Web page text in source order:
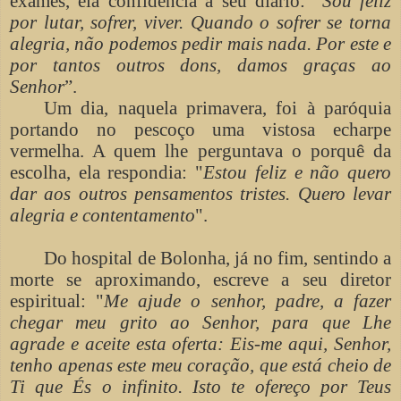
por lutar, sofrer, viver. Quando o sofrer se torna
alegria, não podemos pedir mais nada. Por este e
por tantos outros dons, damos graças ao
Senhor”.
Um dia, naquela primavera, foi à paróquia
portando no pescoço uma vistosa echarpe
vermelha. A quem lhe perguntava o porquê da
escolha, ela respondia: "Estou feliz e não quero
dar aos outros pensamentos tristes. Quero levar
alegria e contentamento".
Do hospital de Bolonha, já no fim, sentindo a
morte se aproximando, escreve a seu diretor
espiritual: "Me ajude o senhor, padre, a fazer
chegar meu grito ao Senhor, para que Lhe
agrade e aceite esta oferta: Eis-me aqui, Senhor,
tenho apenas este meu coração, que está cheio de
Ti que És o infinito. Isto te ofereço por Teus